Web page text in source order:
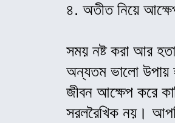
৪. অতীত নিয়ে
সময় নষ্ট করা আর
অন্যতম ভালো উপায়
জীবন আক্ষেপ করে
সরলরৈখিক নয়।